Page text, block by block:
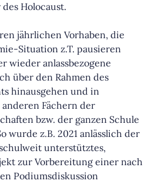
Holocaust.
jährlichen Vorhaben, die
Situation z.T. pausieren
wieder anlassbezogene
über den Rahmen des
hinausgehen und in
Fächern der
bzw. der ganzen Schule
wurde z.B. 2021 anlässlich der
unterstütztes,
zur Vorbereitung einer nach
Podiumsdiskussion